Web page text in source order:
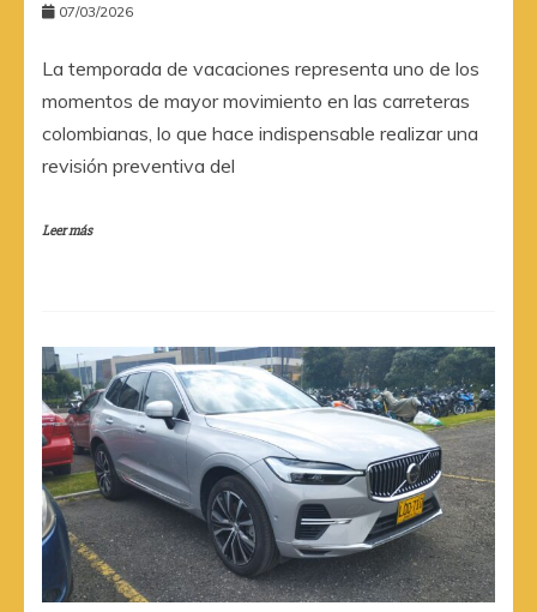
07/03/2026
La temporada de vacaciones representa uno de los
momentos de mayor movimiento en las carreteras
colombianas, lo que hace indispensable realizar una
revisión preventiva del
Leer más